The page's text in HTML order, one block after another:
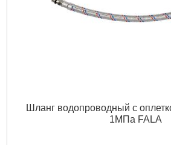
Шланг водопроводный с
1МПа FALA